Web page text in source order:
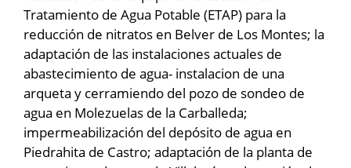
Tratamiento de Agua Potable (ETAP) para la
reducción de nitratos en Belver de Los Montes; la
adaptación de las instalaciones actuales de
abastecimiento de agua- instalacion de una
arqueta y cerramiendo del pozo de sondeo de
agua en Molezuelas de la Carballeda;
impermeabilización del depósito de agua en
Piedrahita de Castro; adaptación de la planta de